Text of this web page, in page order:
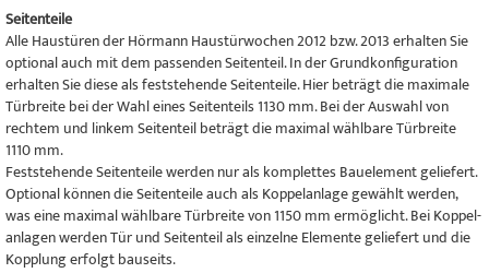
Sei­ten­teile
Alle Haus­tü­ren der Hör­mann Haustür­wo­chen 2012 bzw. 2013 erhal­ten Sie
optio­nal auch mit dem pas­sen­den Sei­ten­teil. In der Grund­kon­fi­gu­ra­tion
erhal­ten Sie diese als fest­ste­hende Sei­ten­teile. Hier beträgt die maxi­male
Tür­breite bei der Wahl eines Sei­ten­teils 1130 mm. Bei der Aus­wahl von
rech­tem und lin­kem Sei­ten­teil beträgt die maxi­mal wähl­bare Tür­breite
1110 mm.
Fest­ste­hende Sei­ten­teile wer­den nur als kom­plet­tes Bau­ele­ment gelie­fert.
Optio­nal kön­nen die Sei­ten­teile auch als Kop­pel­an­lage gewählt wer­den,
was eine maxi­mal wähl­bare Tür­breite von 1150 mm ermög­licht. Bei Kop­pel­
an­la­gen wer­den Tür und Sei­ten­teil als ein­zelne Ele­mente gelie­fert und die
Kopp­lung erfolgt bauseits.